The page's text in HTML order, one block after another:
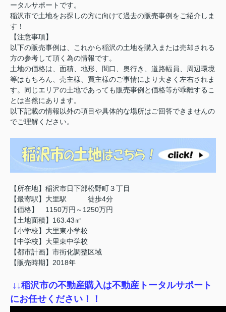
ータルサポートです。
稲沢市で土地をお探しの方に向けて過去の販売事例をご紹介しま
す！
【注意事項】
以下の販売事例は、これから稲沢の土地を購入または売却される
方の参考して頂く為の情報です。
土地の価格は、面積、地形、間口、奥行き、道路幅員、周辺環境
等はもちろん、売主様、買主様のご事情により大きく左右されま
す。同じエリアの土地であっても販売事例と価格等が乖離するこ
とは当然にあります。
以下記載の情報以外の項目や具体的な場所はご回答できませんの
でご理解ください。
【所在地】稲沢市日下部松野町３丁目
【最寄駅】大里駅 徒歩4分
【価格】 1150万円～1250万円
【土地面積】163.43㎡
【小学校】大里東小学校
【中学校】大里東中学校
【都市計画】市街化調整区域
【販売時期】2018年
↓ ↓稲沢市の不動産購入は不動産トータルサポート
にお任せください！！